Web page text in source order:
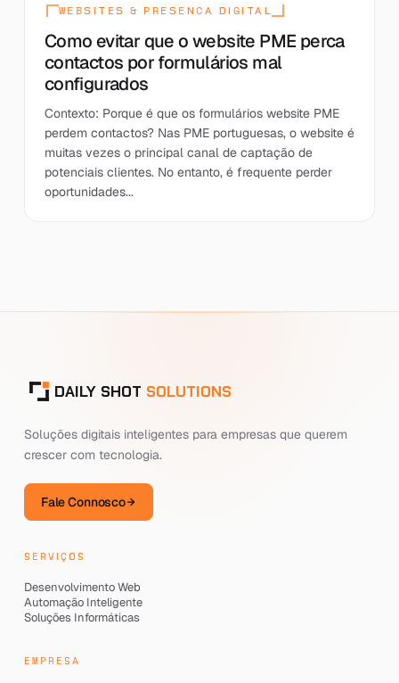
WEBSITES & PRESENCA DIGITAL
Como evitar que o website PME perca
contactos por formulários mal
configurados
Contexto: Porque é que os formulários website PME
perdem contactos? Nas PME portuguesas, o website é
muitas vezes o principal canal de captação de
potenciais clientes. No entanto, é frequente perder
oportunidades...
DAILY SHOT SOLUTIONS
Soluções digitais inteligentes para empresas que querem
crescer com tecnologia.
Fale Connosco
SERVIÇOS
Desenvolvimento Web
Automação Inteligente
Soluções Informáticas
EMPRESA